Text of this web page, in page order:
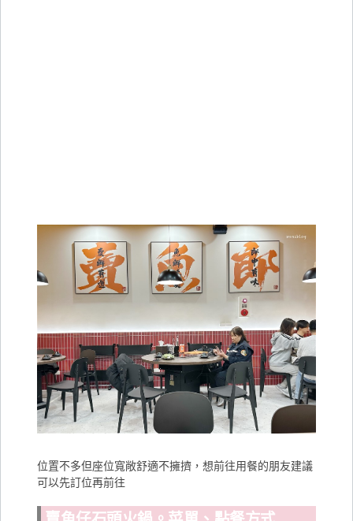
位置不多但座位寬敞舒適不擁擠，想前往用餐的朋友建議
可以先訂位再前往